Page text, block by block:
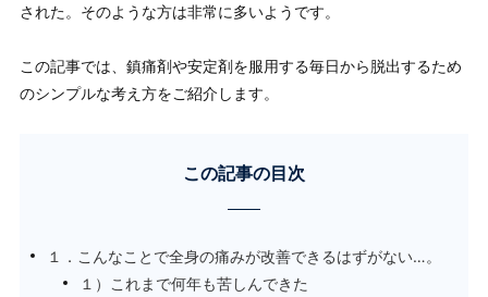
された。そのような方は非常に多いようです。
この記事では、鎮痛剤や安定剤を服用する毎日から脱出するため
のシンプルな考え方をご紹介します。
この記事の目次
１．こんなことで全身の痛みが改善できるはずがない…。
１）これまで何年も苦しんできた